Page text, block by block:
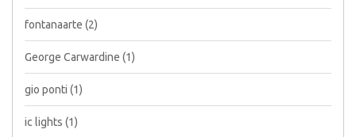
fontanaarte (2)
George Carwardine (1)
gio ponti (1)
ic lights (1)